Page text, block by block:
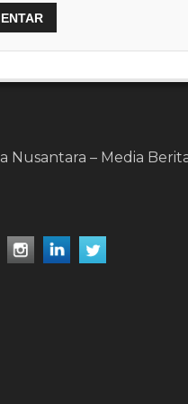
Nusantara – Media